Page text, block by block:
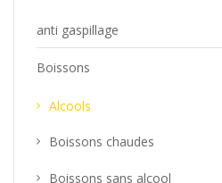
anti gaspillage
Boissons
Alcools
Boissons chaudes
Boissons sans alcool